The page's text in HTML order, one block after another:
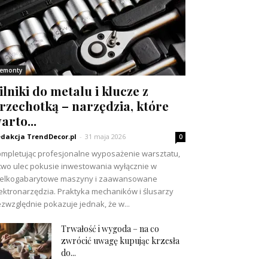
do metalu i klucze z
– narzędzia, które
TrendDecor.pl - 31 maja 2026 0
profesjonalne wyposażenie warsztatu,
ulec pokusie inwestowania wyłącznie w
maszyny i zaawansowane
Praktyka mechaników i ślusarzy
pokazuje jednak, że w...
Trwałość i wygoda – na co
zwrócić uwagę kupując krzesła
do...